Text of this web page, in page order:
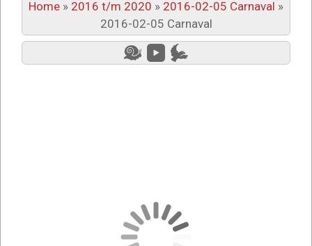
Home » 2016 t/m 2020 » 2016-02-05 Carnaval »
2016-02-05 Carnaval